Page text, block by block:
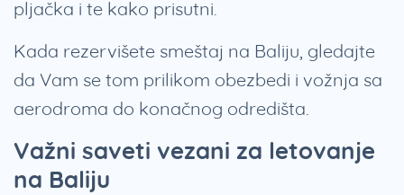
pljačka i te kako prisutni.
Kada rezervišete smeštaj na Baliju, gledajte
da Vam se tom prilikom obezbedi i vožnja sa
aerodroma do konačnog odredišta.
Važni saveti vezani za letovanje
na Baliju